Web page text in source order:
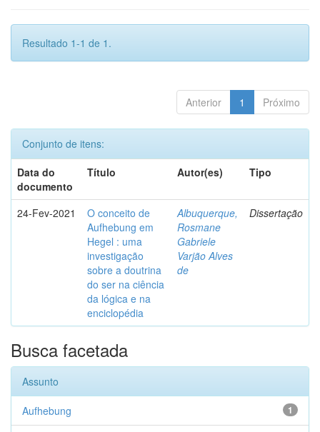
Resultado 1-1 de 1.
Anterior 1 Próximo
Conjunto de itens:
Data do
documento
Título Autor(es) Tipo
24-Fev-2021
O conceito de
Aufhebung em
Hegel : uma
investigação
sobre a doutrina
do ser na ciência
da lógica e na
enciclopédia
Albuquerque,
Rosmane
Gabriele
Varjão Alves
de
Dissertação
Busca facetada
Assunto
1
Aufhebung